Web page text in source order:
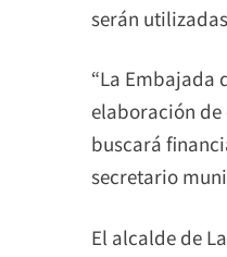
serán
“La Embajada
elaboración de
buscará
secretario
El alcalde de